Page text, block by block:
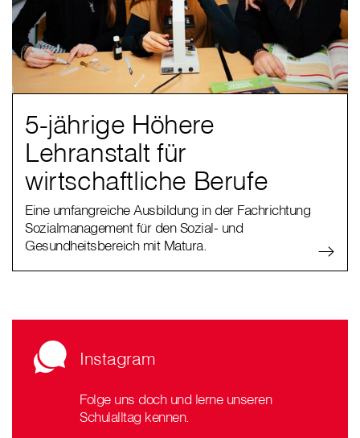
5-jährige Höhere
Lehranstalt für
wirtschaftliche Berufe
Eine umfangreiche Ausbildung in der Fachrichtung
Sozialmanagement für den Sozial- und
Gesundheitsbereich mit Matura.
Instagram
Folge uns doch und lerne unseren
Schulalltag kennen.